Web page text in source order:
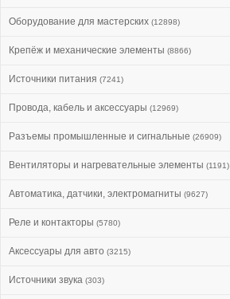
Оборудование для мастерских (12898)
Крепёж и механические элементы (8866)
Источники питания (7241)
Провода, кабель и аксессуары (12969)
Разъемы промышленные и сигнальные (26909)
Вентиляторы и нагревательные элементы (1191)
Автоматика, датчики, электромагниты (9627)
Реле и контакторы (5780)
Аксессуары для авто (3215)
Источники звука (303)